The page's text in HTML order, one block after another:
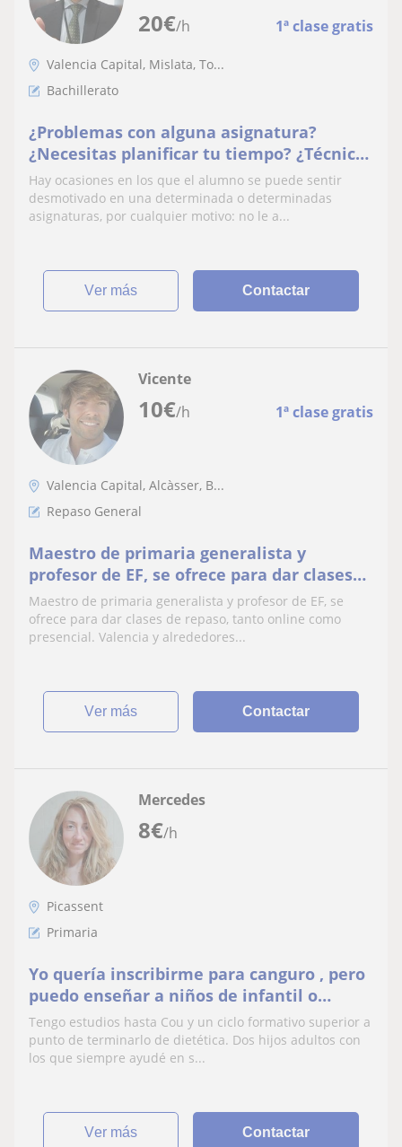
20€/h 1ª clase gratis
Valencia Capital, Mislata, To...
Bachillerato
¿Problemas con alguna asignatura?
¿Necesitas planificar tu tiempo? ¿Técnicas
de estudio? Ahora puedes
Hay ocasiones en los que el alumno se puede sentir
desmotivado en una determinada o determinadas
asignaturas, por cualquier motivo: no le a...
ver más Contactar
10€/h 1ª clase gratis
Vicente
Valencia Capital, Alcàsser, B...
Repaso General
Maestro de primaria generalista y
profesor de EF, se ofrece para dar clases
de repaso, tanto online como presencial.
Valencia y alrededores
Maestro de primaria generalista y profesor de EF, se
ofrece para dar clases de repaso, tanto online como
presencial. Valencia y alrededores...
ver más Contactar
8€/h
Mercedes
Picassent
Primaria
Yo quería inscribirme para canguro , pero
puedo enseñar a niños de infantil o
primeros cursos de primaria
Tengo estudios hasta Cou y un ciclo formativo superior a
punto de terminarlo de dietética. Dos hijos adultos con
los que siempre ayudé en s...
ver más Contactar